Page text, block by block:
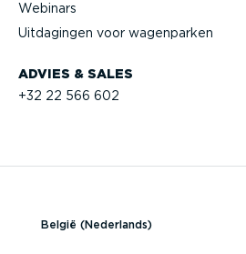
ADVIES & SALES
+32 22 566 602
Webinars
Uitdagingen voor wagenparken
België (Nederlands)